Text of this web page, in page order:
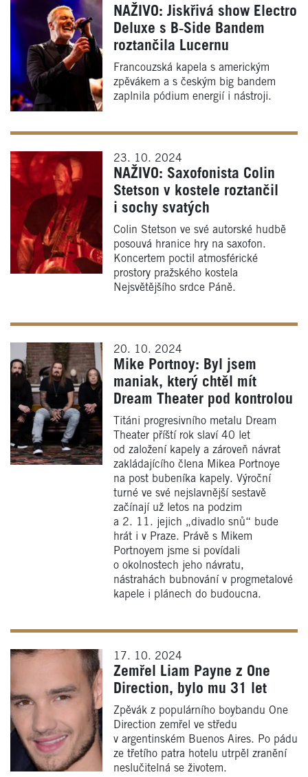
NAŽIVO: Jiskřivá show Electro
Deluxe s B‑Side Bandem
roztančila Lucernu
Francouzská kapela s americkým
zpěvákem a s českým big bandem
zaplnila pódium energií i nástroji.
23. 10. 2024
NAŽIVO: Saxofonista Colin
Stetson v kostele roztančil
i sochy svatých
Colin Stetson ve své autorské hudbě
posouvá hranice hry na saxofon.
Koncertem poctil atmosférické
prostory pražského kostela
Nejsvětějšího srdce Páně.
20. 10. 2024
Mike Portnoy: Byl jsem
maniak, který chtěl mít
Dream Theater pod kontrolou
Titáni progresivního metalu Dream
Theater příští rok slaví 40 let
od založení kapely a zároveň návrat
zakládajícího člena Mikea Portnoye
na post bubeníka kapely. Výroční
turné ve své nejslavnější sestavě
začínají už letos na podzim
a 2. 11. jejich „divadlo snů“ bude
hrát i v Praze. Právě s Mikem
Portnoyem jsme si povídali
o okolnostech jeho návratu,
nástrahách bubnování v progmetalové
kapele i plánech do budoucna.
17. 10. 2024
Zemřel Liam Payne z One
Direction, bylo mu 31 let
Zpěvák z populárního boybandu One
Direction zemřel ve středu
v argentinském Buenos Aires. Po pádu
ze třetího patra hotelu utrpěl zranění
neslučitelná se životem.